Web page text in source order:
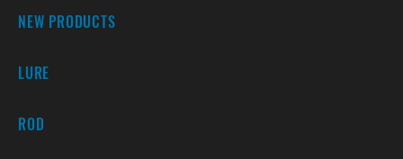
NEW PRODUCTS
LURE
ROD